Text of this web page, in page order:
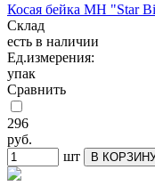
Косая бейка МН "Star
Склад
есть в наличии
Ед.измерения:
упак
Сравнить
296
руб.
шт
В